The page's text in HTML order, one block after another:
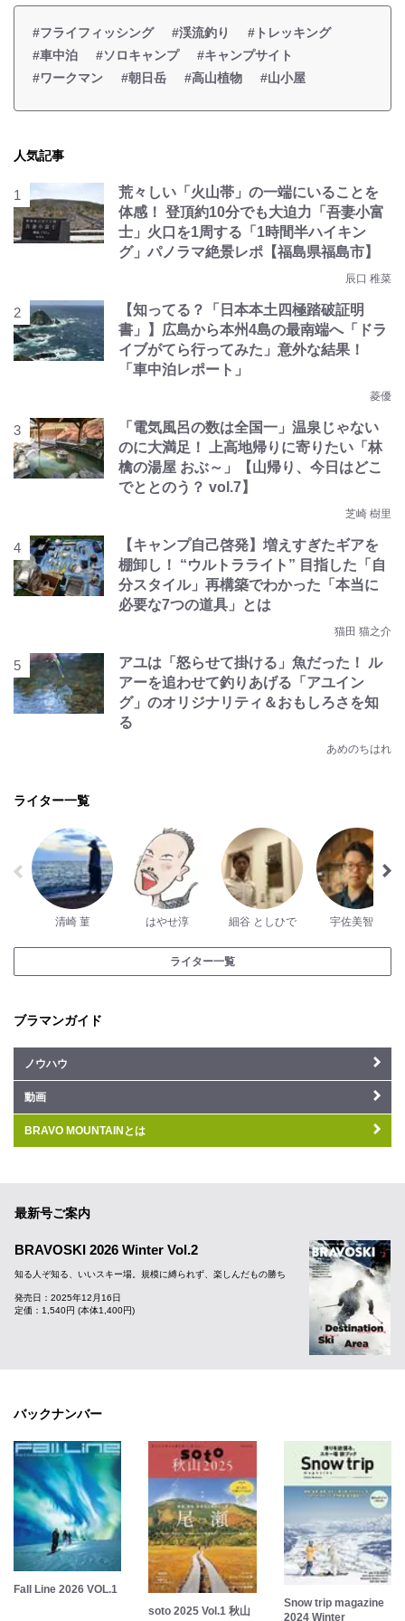
#フライフィッシング #渓流釣り
#トレッキング
#車中泊
#ソロキャンプ
#キャンプサイト
#ワークマン
#朝日岳 #高山植物 #山小屋
人気記事
荒々しい「火山帯」の一端にいることを
体感！ 登頂約10分でも大迫力「吾妻小富
士」火口を1周する「1時間半ハイキン
グ」パノラマ絶景レポ【福島県福島市】
辰口 稚菜
【知ってる？「日本本土四極踏破証明
書」】広島から本州4島の最南端へ「ドラ
イブがてら行ってみた」意外な結果！
「車中泊レポート」
菱優
「電気風呂の数は全国一」温泉じゃない
のに大満足！ 上高地帰りに寄りたい「林
檎の湯屋 おぶ～」【山帰り、今日はどこ
でととのう？ vol.7】
芝崎 樹里
【キャンプ自己啓発】増えすぎたギアを
棚卸し！ “ウルトラライト” 目指した「自
分スタイル」再構築でわかった「本当に
必要な7つの道具」とは
猫田 猫之介
アユは「怒らせて掛ける」魚だった！ ル
アーを追わせて釣りあげる「アユイン
グ」のオリジナリティ＆おもしろさを知
る
あめのちはれ
ライター一覧
清崎 菫 はやせ淳 細谷 としひで 宇佐美智隆
ライター一覧
ブラマンガイド
ノウハウ
動画
BRAVO MOUNTAINとは
最新号ご案内
BRAVOSKI 2026 Winter Vol.2
知る人ぞ知る、いいスキー場。規模に縛られず、楽しんだもの勝ち
発売日：2025年12月16日
定価：1,540円 (本体1,400円)
バックナンバー
Fall Line 2026 VOL.1
soto 2025 Vol.1 秋山
Snow trip magazine
2024 Winter